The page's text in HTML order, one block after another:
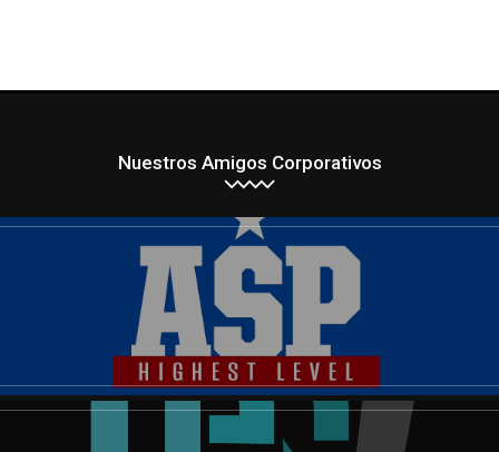
Nuestros Amigos Corporativos